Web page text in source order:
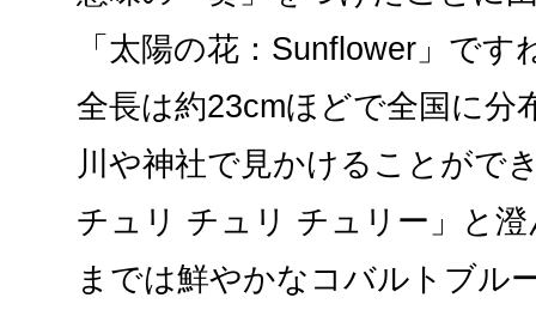
「太陽の花：Sunflower」で
全長は約23cmほどで全国に分
川や神社で見かけることがで
チュリ チュリ チュリー」と
までは鮮やかなコバルトブル